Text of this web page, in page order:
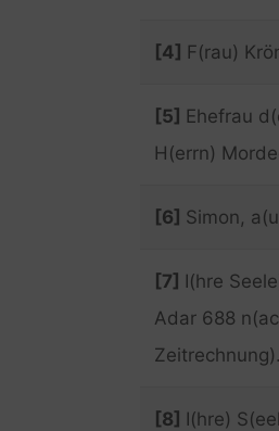
[4] F(rau)
[5] Ehefrau
H(errn)
[6] Simon,
[7] I(hre
Adar 688
Zeitrechnung).
[8] I(hre)